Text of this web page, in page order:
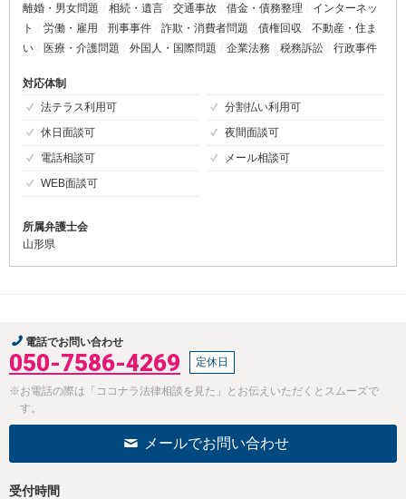
離婚・男女問題
相続・遺言 交通事故 借金・債務整理
インターネッ
ト
労働・雇用 刑事事件 詐欺・消費者問題 債権回収
不動産・住ま
い
医療・介護問題 外国人・国際問題 企業法務 税務訴訟 行政事件
対応体制
法テラス利用可
分割払い利用可
休日面談可
夜間面談可
電話相談可
メール相談可
WEB面談可
所属弁護士会
山形県
電話でお問い合わせ
050-7586-4269 定休日
※お電話の際は「ココナラ法律相談を見た」とお伝えいただくとスムーズで
す。
メールでお問い合わせ
受付時間